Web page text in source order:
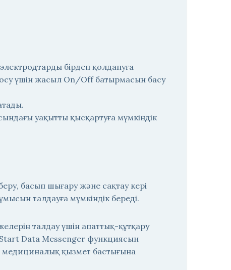
бірден қолдануға
үшін жасыл On/Off батырмасын басу
уақытты қысқартуға мүмкіндік
басып шығару және сақтау кері
талдауға мүмкіндік береді.
талдау үшін апаттық-құтқару
Data Messenger функциясын
медициналық қызмет бастығына